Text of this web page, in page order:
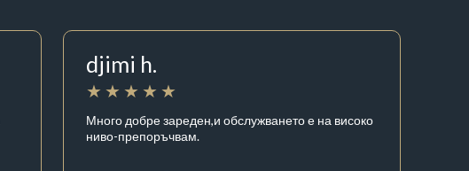
djimi h.
Много добре зареден,и обслужването е на високо
ниво-препоръчвам.